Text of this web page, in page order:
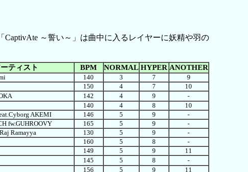
～誓い～」は曲中に入るレイヤーに妖精や羽の
ティスト BPM NORMAL HYPER ANOTHER
140 3 7
9
150 4 7
10
142 4 9
-
140 4 8
10
AKEMI 146 5 9
-
fw.GUHROOVY 165 5 9
-
Ramayya 130 5 9
-
160 5 8
-
149 5 9
11
145 5 8
-
156 5 9 11